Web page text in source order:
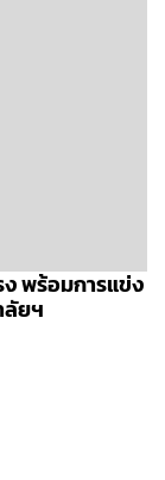
พร้อมการแข่ง
ลัยฯ